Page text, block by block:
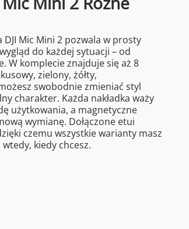
Mic Mini 2 pozwala w prosty
do każdej sytuacji – od
W komplecie znajduje się aż 8
zielony, żółty,
swobodnie zmieniać styl
charakter. Każda nakładka waży
użytkowania, a magnetyczne
wymianę. Dołączone etui
czemu wszystkie warianty masz
kiedy chcesz.